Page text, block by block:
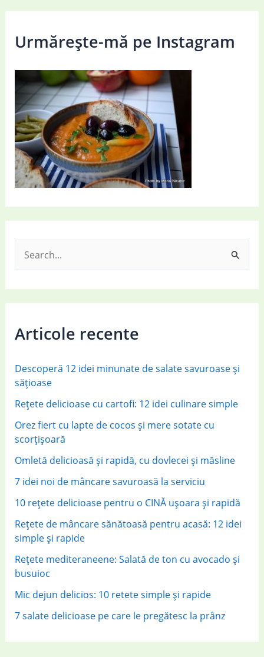
Urmărește-mă pe Instagram
e
a
r
h
o
r
Articole recente
Descoperă 12 idei minunate de salate savuroase și
sățioase
Rețete delicioase cu cartofi: 12 idei culinare simple
Orez fiert cu lapte de cocos și mere sotate cu
scorțișoară
Omletă delicioasă și rapidă, cu dovlecei și măsline
7 idei noi de mâncare savuroasă la serviciu
10 rețete delicioase pentru o CINĂ ușoara și rapidă
Rețete de mâncare sănătoasă pentru acasă: 12 idei
simple și rapide
Rețete mediteraneene: Salată de ton cu avocado și
busuioc
Mic dejun delicios: 10 retete simple și rapide
7 salate delicioase pe care le pregătesc la prânz